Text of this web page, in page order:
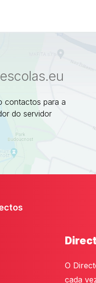
contactos para a
do servidor
O
cada